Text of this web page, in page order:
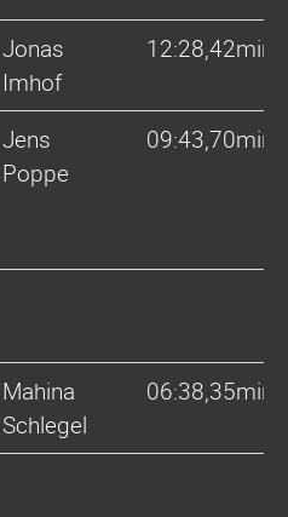
Jonas
Imhof
12:28,42min
Jens
Poppe
09:43,70min
Mahina
Schlegel
06:38,35min